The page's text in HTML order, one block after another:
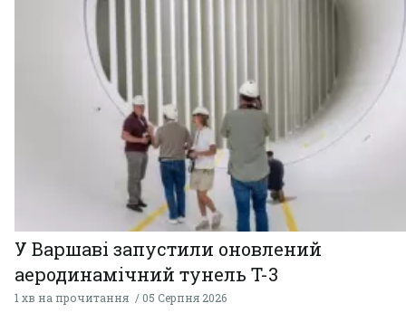
У Варшаві запустили оновлений
аеродинамічний тунель T-3
1 хв на прочитання 05 Серпня 2026